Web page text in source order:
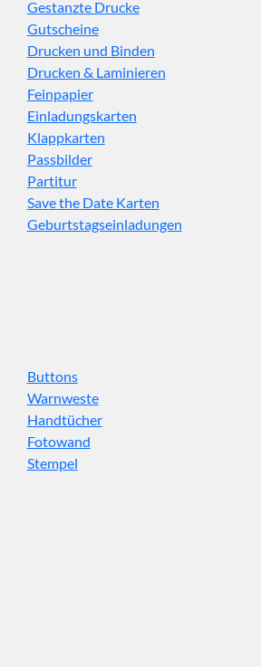
Gestanzte Drucke
Gutscheine
Drucken und Binden
Drucken & Laminieren
Feinpapier
Einladungskarten
Klappkarten
Passbilder
Partitur
Save the Date Karten
Geburtstagseinladungen
Buttons
Warnweste
Handtücher
Fotowand
Stempel